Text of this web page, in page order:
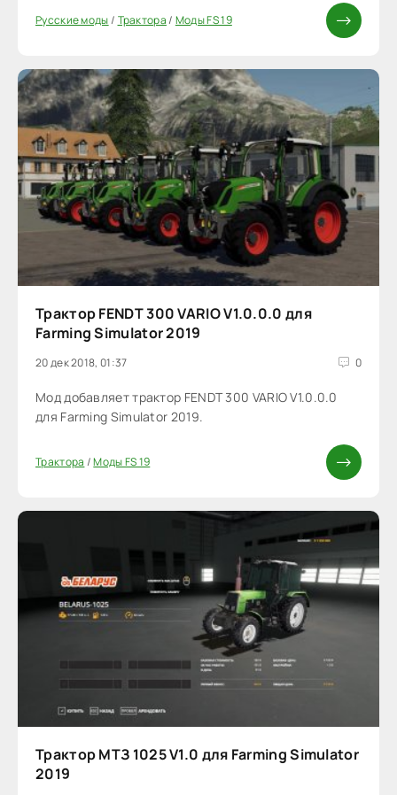
Русские моды/ Трактора/ Моды FS 19
Трактор FENDT 300 VARIO V1.0.0.0 для
Farming Simulator 2019
20 дек 2018, 01:37 0
Мод добавляет трактор FENDT 300 VARIO V1.0.0.0
для Farming Simulator 2019.
Трактора /Моды FS 19
Трактор МТЗ 1025 V1.0 для Farming Simulator
2019